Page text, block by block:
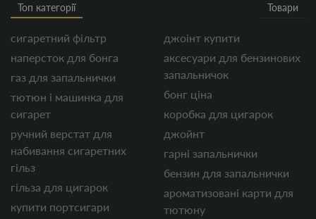
Топ категорії Товари
сигаретний фільтр
наперсток для бонга
газ для запальнички
тютюн і машинка для
сигарет
ручний верстат для
набивання сигаретних
гільз
гільза для цигарок
купити портсигари
джоінт купити
аксесуари для бензинових
запальничок
бонг ціна
коробка для цигарок
джойнт
гарні запальнички
бензин для запальнички
ароматизовані карти для
тютюну